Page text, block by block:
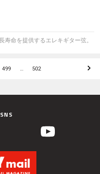
命を提供するエレキギター弦。
499 … 502